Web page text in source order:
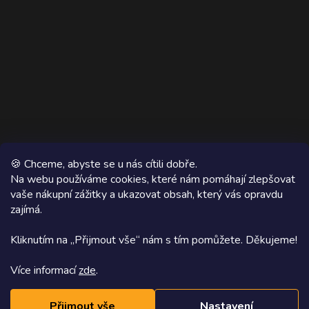
🍪 Chceme, abyste se u nás cítili dobře.
Na webu používáme cookies, které nám pomáhají zlepšovat
vaše nákupní zážitky a ukazovat obsah, který vás opravdu
zajímá.
Kliknutím na „Přijmout vše“ nám s tím pomůžete. Děkujeme!
Více informacízde.
Copyright 2026AZ WOOD
. Všechna práva vyhrazena.
Shoptetak.cz.